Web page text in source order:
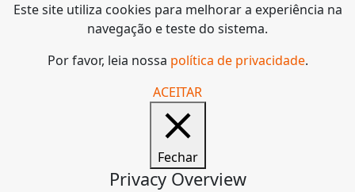
Este site utiliza cookies para melhorar a experiência na
navegação e teste do sistema.
Por favor, leia nossa política de privacidade.
ACEITAR
Fechar
Privacy Overview